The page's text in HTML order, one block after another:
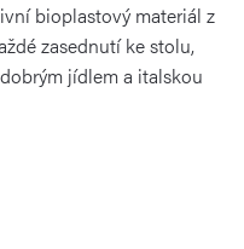
bioplastový materiál z
zasednutí ke stolu,
jídlem a italskou